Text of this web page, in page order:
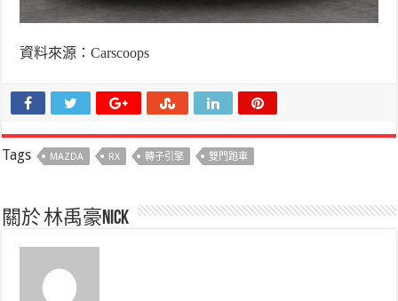
資料來源：Carscoops
Tags MAZDA RX 轉子引擎 雙門跑車
關於 林禹豪Nick